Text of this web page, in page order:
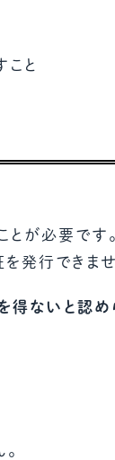
こと
とが必要です。
発行できませ
ないと認め